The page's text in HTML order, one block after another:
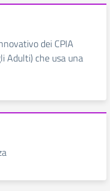
dei CPIA
Adulti) che usa una